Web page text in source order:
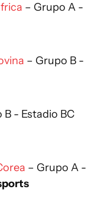
– Grupo A -
– Grupo B -
B - Estadio BC
– Grupo A -